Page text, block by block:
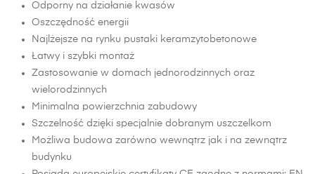
Odporny na działanie kwasów
Oszczędność energii
Najlżejsze na rynku pustaki keramzytobetonowe
Łatwy i szybki montaż
Zastosowanie w domach jednorodzinnych oraz
wielorodzinnych
Minimalna powierzchnia zabudowy
Szczelność dzięki specjalnie dobranym uszczelkom
Możliwa budowa zarówno wewnątrz jak i na zewnątrz
budynku